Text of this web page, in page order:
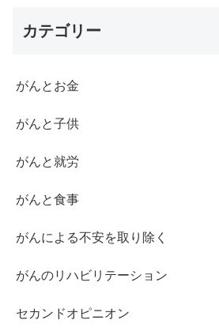
カテゴリー
がんとお金
がんと子供
がんと就労
がんと食事
がんによる不安を取り除く
がんのリハビリテーション
セカンドオピニオン